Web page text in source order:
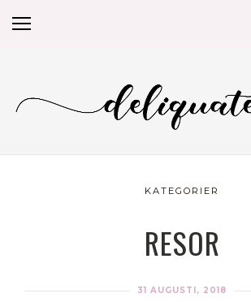
KATEGORIER
RESOR
31 AUGUSTI, 2018